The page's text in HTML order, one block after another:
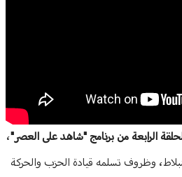
الرابعة من برنامج "شاهد على العصر"،
وظروف تسلمه قيادة الحزب والحركة